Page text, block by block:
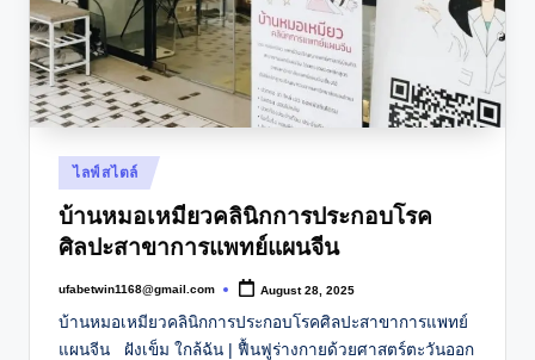
Posted
in
ไลฟ์สไตล์
บ้านหมอเหมียวคลินิกการประกอบโรค
ศิลปะสาขาการแพทย์แผนจีน
Posted
ufabetwin1168@gmail.com August 28, 2025
บ้านหมอเหมียวคลินิกการประกอบโรคศิลปะสาขาการแพทย์
แผนจีน ฝังเข็ม ใกล้ฉัน | ฟื้นฟูร่างกายด้วยศาสตร์ตะวันออก